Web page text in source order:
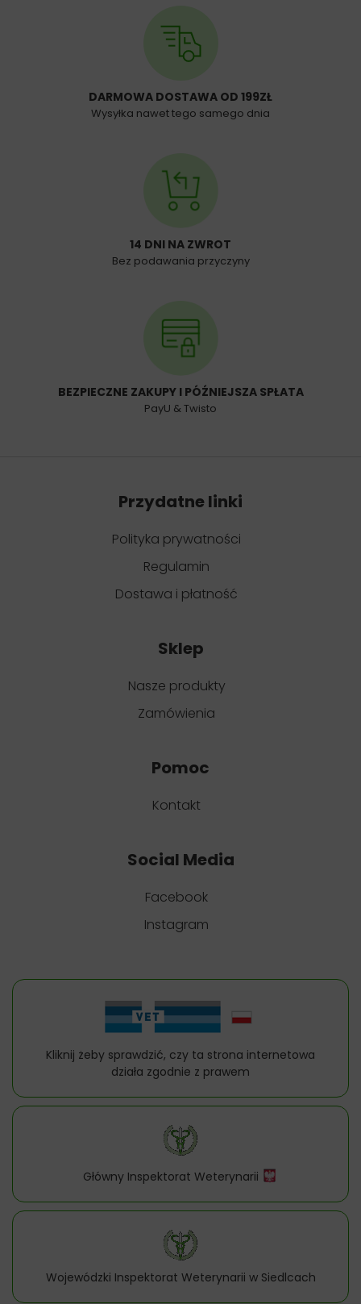
DARMOWA DOSTAWA OD 199ZŁ
Wysyłka nawet tego samego dnia
14 DNI NA ZWROT
Bez podawania przyczyny
BEZPIECZNE ZAKUPY I PÓŹNIEJSZA SPŁATA
PayU & Twisto
Przydatne linki
Polityka prywatności
Regulamin
Dostawa i płatność
Sklep
Nasze produkty
Zamówienia
Pomoc
Kontakt
Social Media
Facebook
Instagram
Kliknij żeby sprawdzić, czy ta strona internetowa
działa zgodnie z prawem
Główny Inspektorat Weterynarii
Wojewódzki Inspektorat Weterynarii w Siedlcach